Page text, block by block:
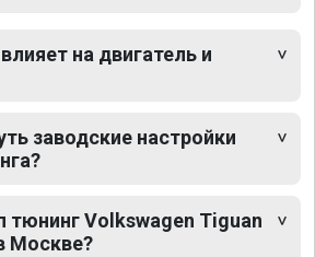
на двигатель и
заводские настройки
тюнинг Volkswagen Tiguan
Москве?